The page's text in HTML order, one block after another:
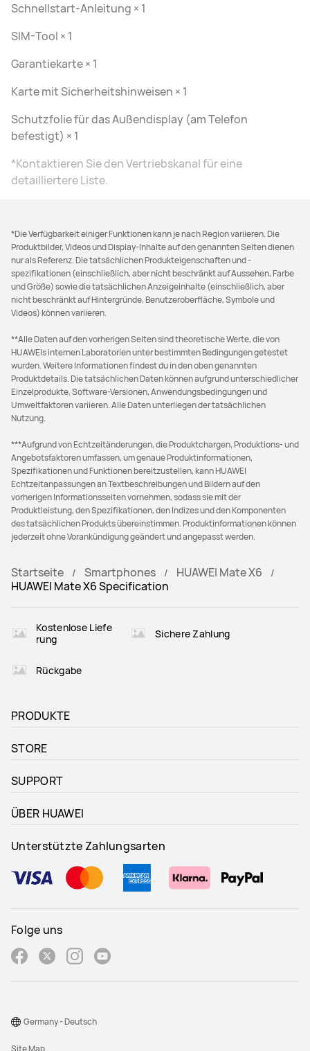
Schnellstart-Anleitung × 1
SIM-Tool × 1
Garantiekarte × 1
Karte mit Sicherheitshinweisen × 1
Schutzfolie für das Außendisplay (am Telefon
befestigt) × 1
*Kontaktieren Sie den Vertriebskanal für eine
detailliertere Liste.
*Die Verfügbarkeit einiger Funktionen kann je nach Region variieren. Die
Produktbilder, Videos und Display-Inhalte auf den genannten Seiten dienen
nur als Referenz. Die tatsächlichen Produkteigenschaften und -
spezifikationen (einschließlich, aber nicht beschränkt auf Aussehen, Farbe
und Größe) sowie die tatsächlichen Anzeigeinhalte (einschließlich, aber
nicht beschränkt auf Hintergründe, Benutzeroberfläche, Symbole und
Videos) können variieren.
**Alle Daten auf den vorherigen Seiten sind theoretische Werte, die von
HUAWEIs internen Laboratorien unter bestimmten Bedingungen getestet
wurden. Weitere Informationen findest du in den oben genannten
Produktdetails. Die tatsächlichen Daten können aufgrund unterschiedlicher
Einzelprodukte, Software-Versionen, Anwendungsbedingungen und
Umweltfaktoren variieren. Alle Daten unterliegen der tatsächlichen
Nutzung.
***Aufgrund von Echtzeitänderungen, die Produktchargen, Produktions- und
Angebotsfaktoren umfassen, um genaue Produktinformationen,
Spezifikationen und Funktionen bereitzustellen, kann HUAWEI
Echtzeitanpassungen an Textbeschreibungen und Bildern auf den
vorherigen Informationsseiten vornehmen, sodass sie mit der
Produktleistung, den Spezifikationen, den Indizes und den Komponenten
des tatsächlichen Produkts übereinstimmen. Produktinformationen können
jederzeit ohne Vorankündigung geändert und angepasst werden.
Startseite Smartphones
HUAWEI Mate X6
HUAWEI Mate X6 Specification
Kostenlose Liefe
rung
Sichere Zahlung
Rückgabe
PRODUKTE
STORE
SUPPORT
ÜBER HUAWEI
Unterstützte Zahlungsarten
Folge uns
Site Map
Germany - Deutsch